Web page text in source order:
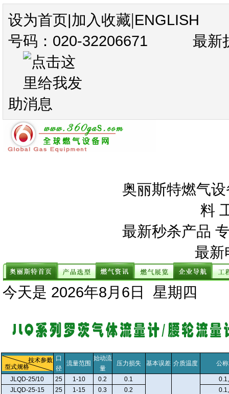
设为首页|加入收藏|ENGLISH
号码：020-32206671
最新
助
奥丽斯特燃气
料
最新秒杀产品
最新
今天是 2026年8月6日 星期四
口
径
流量范围
始动流
量
压力损失 基本误差 介质温度 公
JLQD-25/10 25 1-10 0.2 0.1
JLQD-25-15
25 1-15 0.3 0.2